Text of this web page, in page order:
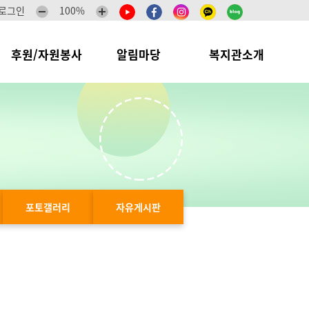
그인 100%
후원/자원봉사 알림마당 복지관소개
포토갤러리 자유게시판